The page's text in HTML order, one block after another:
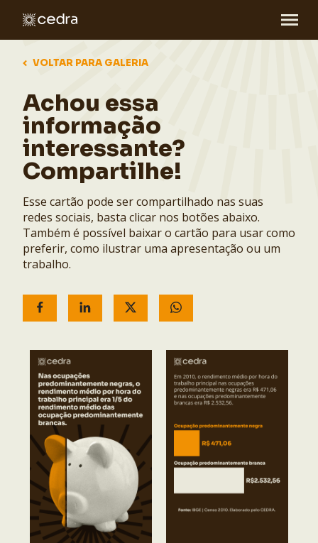
VOLTAR PARA GALERIA
Achou essa
informação
interessante?
Compartilhe!
Esse cartão pode ser compartilhado nas suas
redes sociais, basta clicar nos botões abaixo.
Também é possível baixar o cartão para usar como
preferir, como ilustrar uma apresentação ou um
trabalho.